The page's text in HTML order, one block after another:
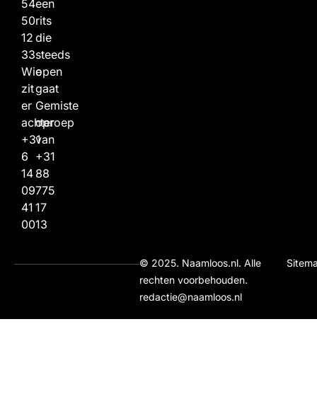
54
50
12
33
Wie
zit
er
achter
+31
6
14
09
41
00
een
rits
die
steeds
open
gaat
Gemiste
oproep
van
+31
88
775
17
13
© 2025. Naamloos.nl. Alle
rechten voorbehouden.
redactie@naamloos.nl